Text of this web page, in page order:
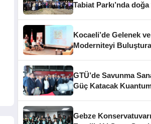
Tabiat Parkı’nda doğa
Kocaeli’de Gelenek ve
Moderniteyi
GTÜ’de Savunma
Güç Katacak
Gebze